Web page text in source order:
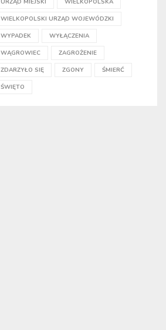
URZĄD MIEJSKI WIELKOPOLSKA
WIELKOPOLSKI URZĄD WOJEWÓDZKI
WYPADEK WYŁĄCZENIA
WĄGROWIEC ZAGROŻENIE
ZDARZYŁO SIĘ ZGONY ŚMIERĆ
ŚWIĘTO